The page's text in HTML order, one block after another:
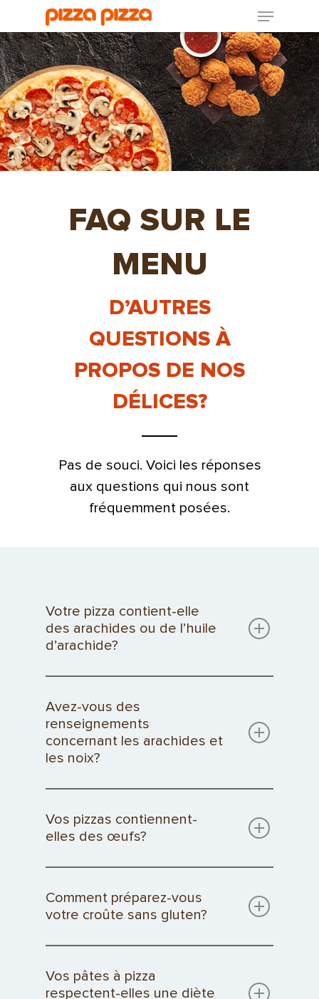
FAQ SUR LE
MENU
D’AUTRES
QUESTIONS À
PROPOS DE NOS
DÉLICES?
Pas de souci. Voici les réponses
aux questions qui nous sont
fréquemment posées.
Votre pizza contient-elle
des arachides ou de l’huile
d’arachide?
Avez-vous des
renseignements
concernant les arachides et
les noix?
Vos pizzas contiennent-
elles des œufs?
Comment préparez-vous
votre croûte sans gluten?
Vos pâtes à pizza
respectent-elles une diète